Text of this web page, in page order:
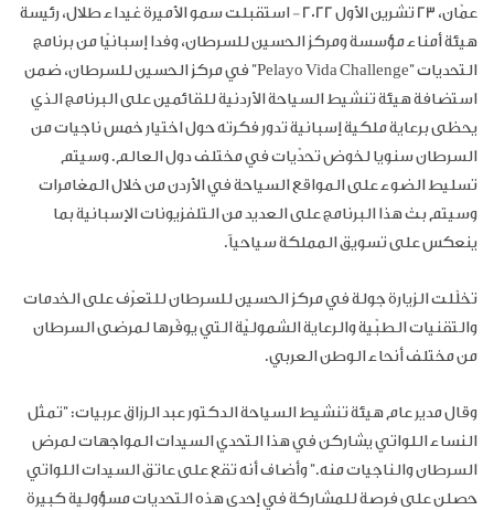
عمّان، 23 تشرين الأول 2022 -
استقبلت سمو الأميرة غيداء طلال، رئيسة
هيئة أمناء مؤسسة ومركز الحسين للسرطان، وفدا إسبانيّا من برنامج
التحديات"Pelayo Vida Challenge" في مركز الحسين للسرطان، ضمن
استضافة هيئة تنشيط السياحة الأردنية للقائمين على البرنامج الذي
يحظى برعاية ملكية إسبانية تدور فكرته حول اختيار خمس ناجيات من
السرطان سنويا لخوض تحدّيات في مختلف دول العالم. وسيتم
تسليط الضوء على المواقع السياحة في الأردن من خلال المغامرات
وسيتم بث هذا البرنامج على العديد من التلفزيونات الإسبانية بما
ينعكس على تسويق المملكة سياحياً.
تخلّلت الزيارة جولة في مركز الحسين للسرطان للتعرّف على الخدمات
والتقنيات الطبّية والرعاية الشموليّة التي يوفّرها لمرضى السرطان
من مختلف أنحاء الوطن العربي.
وقال مدير عام هيئة تنشيط السياحة الدكتور عبد الرزاق عربيات: "تمثل
النساء اللواتي يشاركن في هذا التحدي السيدات المواجهات لمرض
السرطان والناجيات منه." وأضاف أنه تقع على عاتق السيدات اللواتي
حصلن على فرصة للمشاركة في إحدى هذه التحديات مسؤولية كبيرة